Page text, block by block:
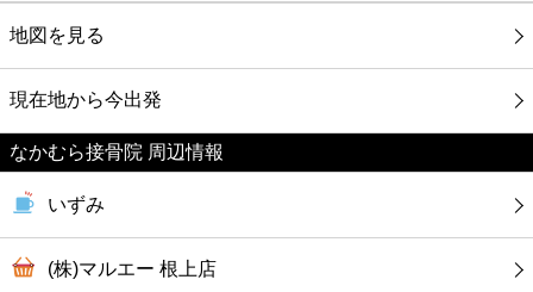
グルメ
映画
美容
地図を見る
現在地から今出発
なかむら接骨院 周辺情報
いずみ
(株)マルエー 根上店